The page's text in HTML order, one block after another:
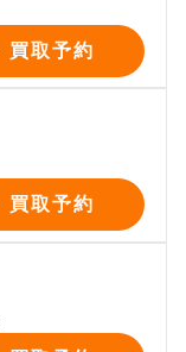
買取予約
買取予約